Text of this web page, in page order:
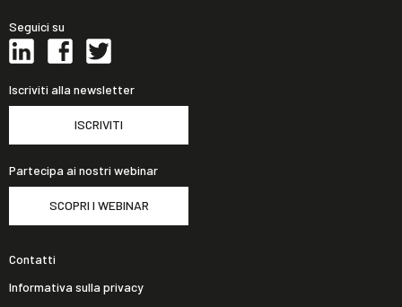
Seguici su
Iscriviti alla newsletter
ISCRIVITI
Partecipa ai nostri webinar
SCOPRI I WEBINAR
Contatti
Informativa sulla privacy